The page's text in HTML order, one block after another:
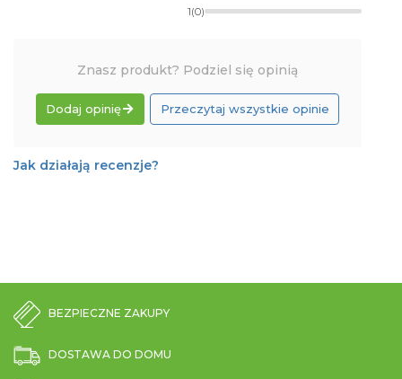
1(0)
Znasz produkt? Podziel się opinią
Dodaj opinię Przeczytaj wszystkie opinie
Jak działają recenzje?
BEZPIECZNE ZAKUPY
DOSTAWA DO DOMU